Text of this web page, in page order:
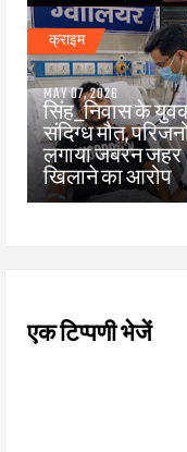
क्राइम
MAY 07, 2026
सिंह_निवास के
संदिग्ध मौत,
लगाया जबरन जहर
खिलाने का आरोप
एक टिप्पणी भेजें